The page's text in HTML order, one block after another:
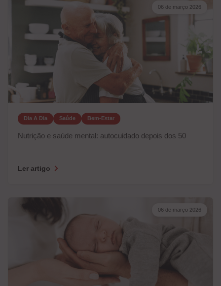
06 de março 2026
Dia A Dia Saúde Bem-Estar
Nutrição e saúde mental: autocuidado depois dos 50
Ler artigo
06 de março 2026